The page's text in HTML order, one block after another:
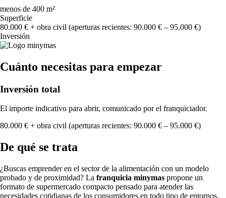
menos de 400 m²
Superficie
80.000 € + obra civil (aperturas recientes: 90.000 € – 95.000 €)
Inversión
Cuánto necesitas para empezar
Inversión total
El importe indicativo para abrir, comunicado por el franquiciador.
80.000 € + obra civil (aperturas recientes: 90.000 € – 95.000 €)
De qué se trata
¿Buscas emprender en el sector de la alimentación con un modelo
probado y de proximidad? La franquicia minymas propone un
formato de supermercado compacto pensado para atender las
necesidades cotidianas de los consumidores en todo tipo de entornos.